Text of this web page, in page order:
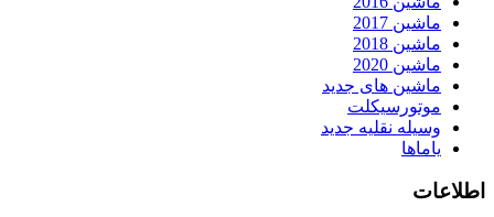
ماشین 2017
ماشین 2018
ماشین 2020
ماشین های جدید
موتورسیکلت
وسیله نقلیه جدید
یاماها
اطلاعات